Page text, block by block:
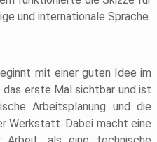
und internationale Sprache.
mit einer guten Idee im
das erste Mal sichtbar und ist
Arbeitsplanung und die
Werkstatt. Dabei macht eine